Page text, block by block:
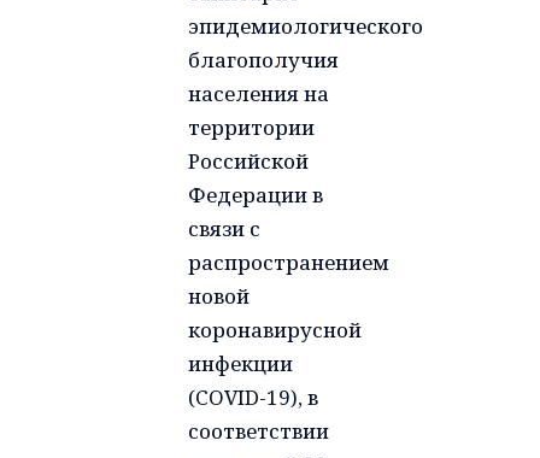
эпидемиологического
благополучия
населения на
территории
Российской
Федерации в
связи с
распространением
новой
коронавирусной
инфекции
(COVID-19), в
соответствии